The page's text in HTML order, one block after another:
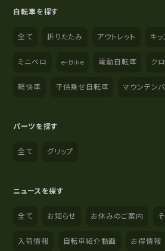
自転車を探す
全て 折りたたみ アウトレット キ
ミニベロ e-Bike 電動自転車 ク
軽快車 子供乗せ自転車 マウンテン
パーツを探す
全て グリップ
ニュースを探す
全て お知らせ お休みのご案内
入荷情報 自転車紹介動画 お得情報